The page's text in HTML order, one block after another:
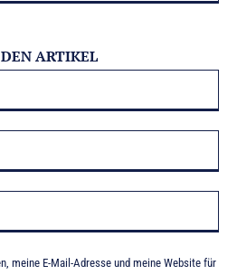
ARTIKEL
meine E-Mail-Adresse und meine Website für